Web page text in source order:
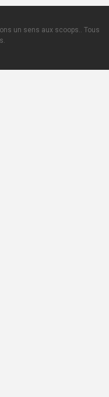
un sens aux scoops.. Tous